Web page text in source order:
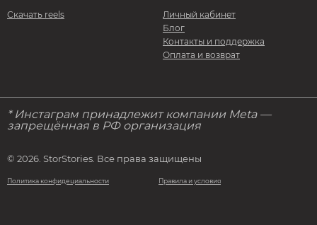
Скачать reels
Личный кабинет
Блог
Контакты и поддержка
Оплата и возврат
* Инстаграм принадлежит компании Meta —
запрещённая в РФ организация
© 2026. StorStories. Все права защищены
Политика конфидециальности Правила и условия